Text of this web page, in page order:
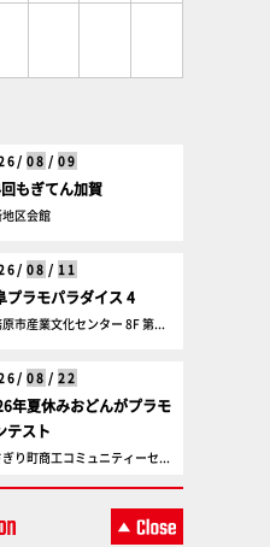
08 / 09
もぎてん加賀
地区会館
08 / 11
プラモパラダイス 4
市産業文化センター 8F 第...
08 / 22
年夏休みおどんがプラモ
テスト
ぎり町商工コミュニティーセ...